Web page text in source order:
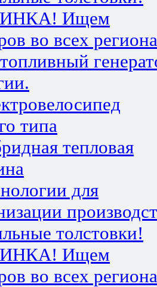
Ищем
во всех
типа
тепловая
для
толстовки!
Ищем
во всех